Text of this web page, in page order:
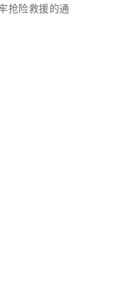
抢险救援的通